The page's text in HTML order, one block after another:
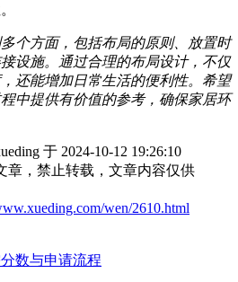
个方面，包括布局的原则、放置时
设施。通过合理的布局设计，不仅
还能增加日常生活的便利性。希望
中提供有价值的参考，确保家居环
于 2024-10-12 19:26:10
章，禁止转载，文章内容仅供
wen/2610.html
数与申请流程